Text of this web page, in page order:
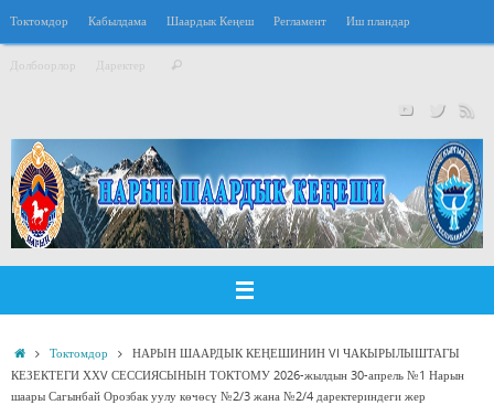
содержимому
Токтомдор Кабылдама Шаардык Кеңеш Регламент Иш пландар
Долбоорлор Даректер Поиск
ГлавнаяТоктомдор
НАРЫН ШААРДЫК КЕҢЕШИНИН VI ЧАКЫРЫЛЫШТАГЫ
КЕЗЕКТЕГИ ХХV СЕССИЯСЫНЫН ТОКТОМУ 2026-жылдын 30-апрель №1 Нарын
шаары Сагынбай Орозбак уулу көчөсү №2/3 жана №2/4 даректериндеги жер